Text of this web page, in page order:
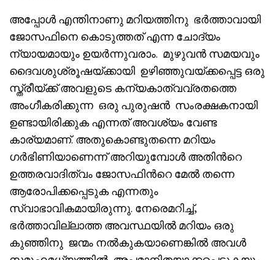
അപ്പോൾ എന്തിനാണു മറിയത്തിനു ഭർത്താവായി
ജോസഫിനെ കൊടുത്തത് എന്ന ചോദ്യം
ന്യായമായും ഉയർന്നുവരാം. മുഴുവൻ സമയവും
ദൈവശുശ്രൂഷയ്ക്കായി ഉഴിഞ്ഞുവയ്ക്കപ്പെട്ട ഒരു
സ്ത്രീയ്ക്ക് അവളുടെ കന്യകാത്വവ്രതത്തെ
അംഗീകരിക്കുന്ന ഒരു പുരുഷൻ സംരക്ഷകനായി
ഉണ്ടായിരിക്കുക എന്നത് അവശ്യം വേണ്ട
കാര്യമാണ്. അതുകൊണ്ടുതന്നെ മറിയം
ഗർഭിണിയാണെന്ന് അറിയുമ്പോൾ അതിൻറെ
ഉത്തരവാദിത്വം ജോസഫിൻറെ മേൽ തന്നെ
ആരോപിക്കപ്പെടുക എന്നതും
സ്വാഭാവികമായിരുന്നു. നേരെമറിച്ച്,
ഭർത്താവില്ലാത്ത അവസ്ഥയിൽ മറിയം ഒരു
കുഞ്ഞിനു ജന്മം നൽകുകയാണെങ്കിൽ അവൾ